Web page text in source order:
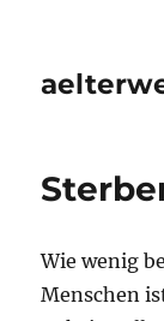
Wie wenig
Menschen